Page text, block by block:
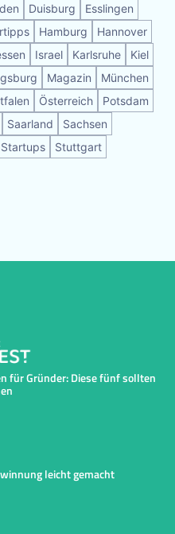
Duisburg
Esslingen
Hamburg
Hannover
Israel Karlsruhe
Kiel
Magazin
München
Österreich
Potsdam
Saarland
Sachsen
Startups
Stuttgart
für Gründer: Diese fünf sollten
leicht gemacht